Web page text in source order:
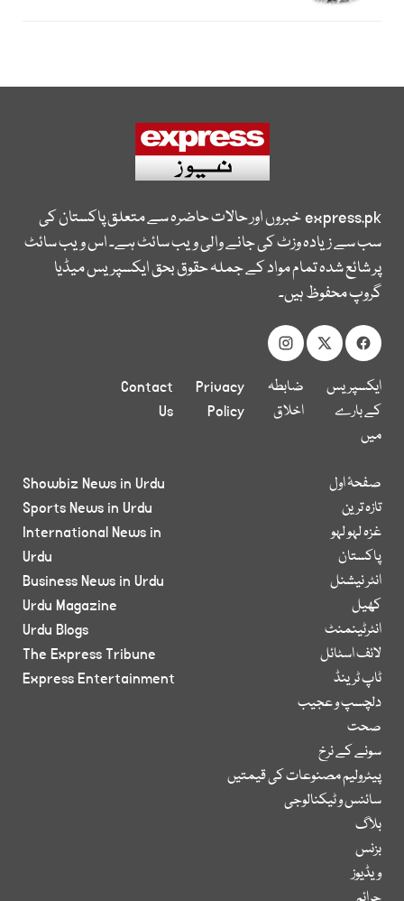
express.pkخبروں اور حالات حاضرہ سے متعلق پاکستان کی
سب سے زیادہ وزٹ کی جانے والی ویب سائٹ ہے۔ اس ویب سائٹ
پر شائع شدہ تمام مواد کے جملہ حقوق بحق ایکسپریس میڈیا
گروپ محفوظ ہیں۔
ایکسپریس
کے بارے
میں
ضابطہ
اخلاق
Privacy
Policy
Contact
Us
صفحۂ اول
تازہ ترین
غزہ لہو لہو
پاکستان
انٹر نیشنل
کھیل
انٹرٹینمنٹ
لائف اسٹائل
ٹاپ ٹرینڈ
دلچسپ و عجیب
صحت
سونے کے نرخ
پیٹرولیم مصنوعات کی قیمتیں
سائنس و ٹیکنالوجی
بلاگ
بزنس
ویڈیوز
Showbiz News in Urdu
Sports News in Urdu
International News in
Urdu
Business News in Urdu
Urdu Magazine
Urdu Blogs
The Express Tribune
Express Entertainment